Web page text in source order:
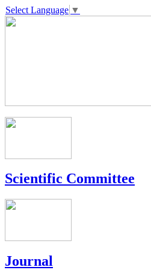
Select Language ▼
Scientific Committee
Journal